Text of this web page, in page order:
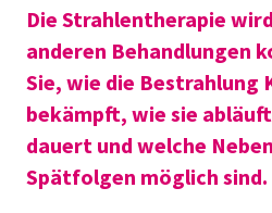
Die Strahlentherapie
anderen Behandlungen
Sie, wie die Bestrahlung
bekämpft, wie sie
dauert und welche
Spätfolgen möglich sind.